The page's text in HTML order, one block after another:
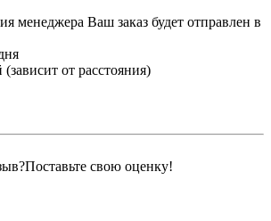
менеджера Ваш заказ будет отправлен в
от расстояния)
Поставьте свою оценку!